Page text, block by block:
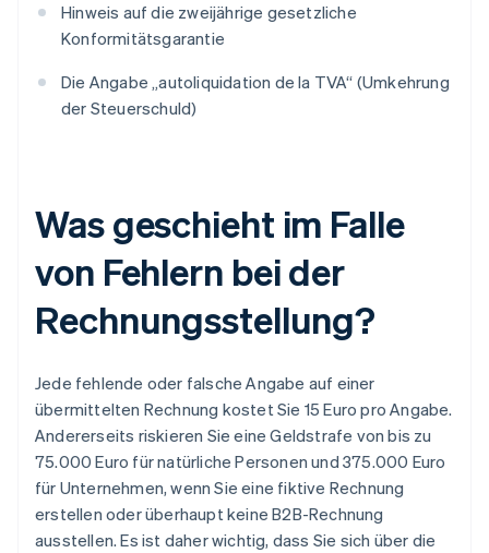
Hinweis auf die zweijährige gesetzliche
Konformitätsgarantie
Die Angabe „autoliquidation de la TVA“ (Umkehrung
der Steuerschuld)
Was geschieht im Falle
von Fehlern bei der
Rechnungsstellung?
Jede fehlende oder falsche Angabe auf einer
übermittelten Rechnung kostet Sie 15 Euro pro Angabe.
Andererseits riskieren Sie eine Geldstrafe von bis zu
75.000 Euro für natürliche Personen und 375.000 Euro
für Unternehmen, wenn Sie eine fiktive Rechnung
erstellen oder überhaupt keine B2B-Rechnung
ausstellen. Es ist daher wichtig, dass Sie sich über die